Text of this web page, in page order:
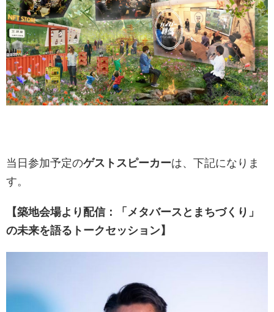
当日参加予定のゲストスピーカーは、下記になりま
す。
【築地会場より配信：「メタバースとまちづくり」
の未来を語るトークセッション】